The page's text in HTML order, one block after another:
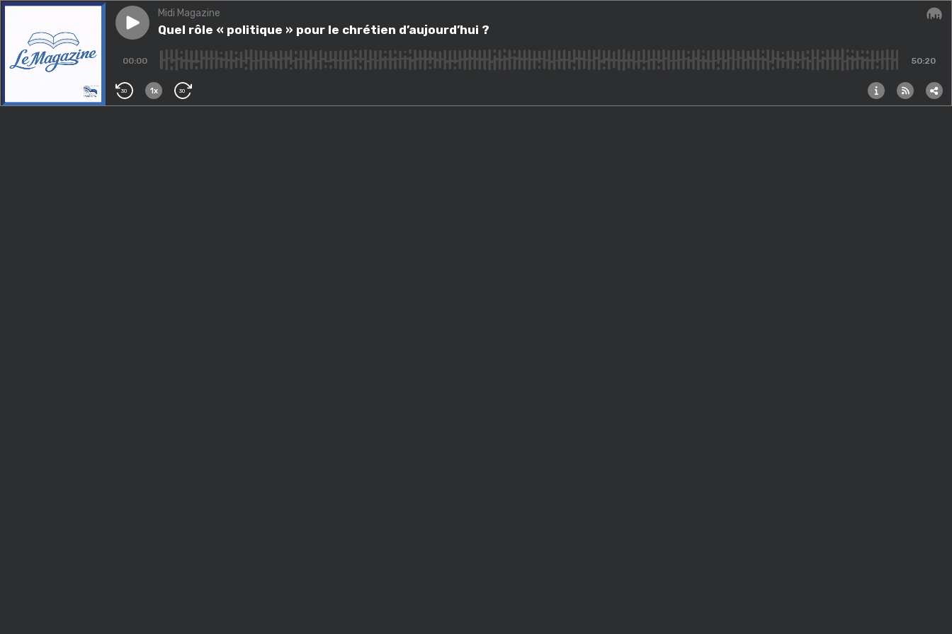
Play episode Quel rôle « politique » pour le chrétien d’aujourd’hui ?
Midi Magazine
Quel rôle « politique » pour le chrétien d’aujourd’hui ?
00:00 50:20
30 1x 30